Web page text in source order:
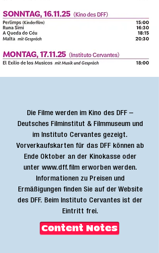
Die Filme werden im Kino des DFF –
Deutsches Filminstitut & Filmmuseum und
im Instituto Cervantes gezeigt.
Vorverkaufskarten für das DFF können ab
Ende Oktober an der Kinokasse oder
unter www.dff.film erworben werden.
Informationen zu Preisen und
Ermäßigungen finden Sie auf der Website
des DFF. Beim Instituto Cervantes ist der
Eintritt frei.
Content Notes